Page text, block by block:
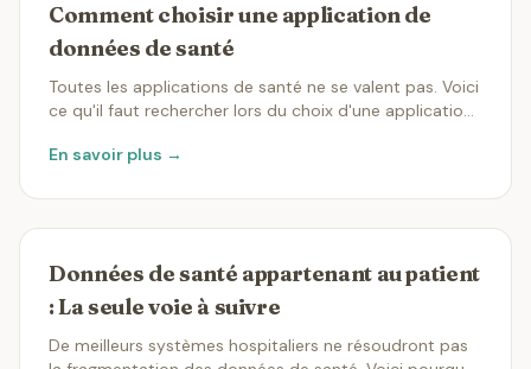
Comment choisir une application de
données de santé
Toutes les applications de santé ne se valent pas. Voici
ce qu'il faut rechercher lors du choix d'une application
En savoir plus →
Données de santé appartenant au patient
: La seule voie à suivre
De meilleurs systèmes hospitaliers ne résoudront pas